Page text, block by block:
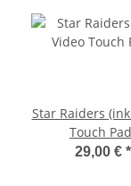
Star Raiders
Touch
29,00 € *